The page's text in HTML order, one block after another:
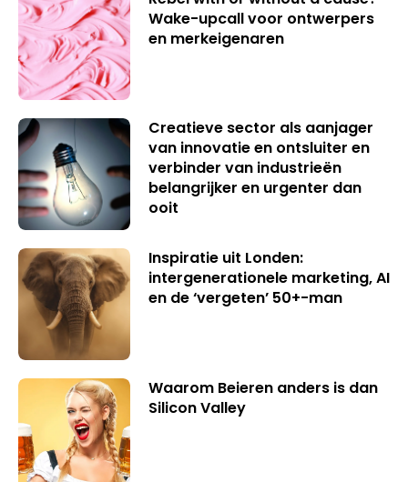
Wake-upcall voor ontwerpers
en merkeigenaren
Creatieve sector als aanjager
van innovatie en ontsluiter en
verbinder van industrieën
belangrijker en urgenter dan
ooit
Inspiratie uit Londen:
intergenerationele marketing, AI
en de ‘vergeten’ 50+-man
Waarom Beieren anders is dan
Silicon Valley